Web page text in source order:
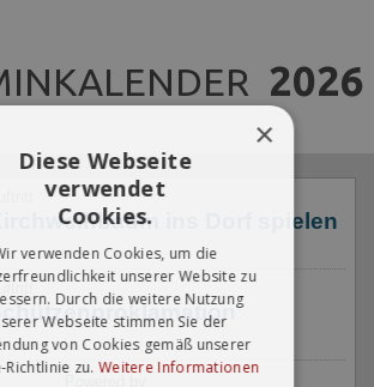
2026
×
Diese Webseite
verwendet
Cookies.
verwenden Cookies, um die
unserer Website zu
Durch die weitere Nutzung
Webseite stimmen Sie der
von Cookies gemäß unserer
Richtlinie zu.Weitere Informationen